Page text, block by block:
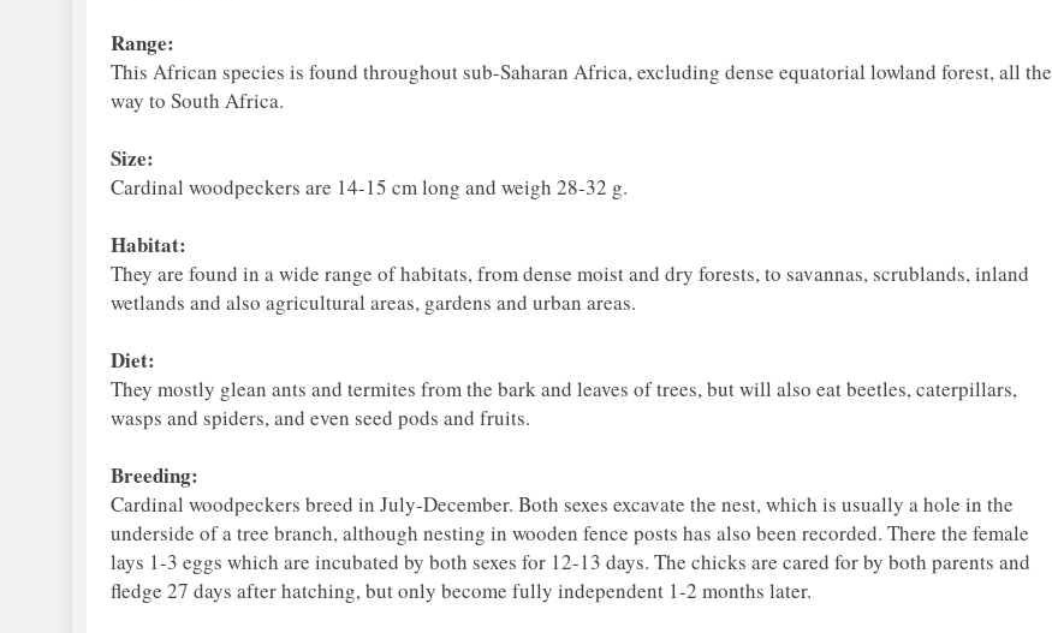
Range:
This African species is found throughout sub-Saharan Africa, excluding dense equatorial lowland forest, all the
way to South Africa.
Size:
Cardinal woodpeckers are 14-15 cm long and weigh 28-32 g.
Habitat:
They are found in a wide range of habitats, from dense moist and dry forests, to savannas, scrublands, inland
wetlands and also agricultural areas, gardens and urban areas.
Diet:
They mostly glean ants and termites from the bark and leaves of trees, but will also eat beetles, caterpillars,
wasps and spiders, and even seed pods and fruits.
Breeding:
Cardinal woodpeckers breed in July-December. Both sexes excavate the nest, which is usually a hole in the
underside of a tree branch, although nesting in wooden fence posts has also been recorded. There the female
lays 1-3 eggs which are incubated by both sexes for 12-13 days. The chicks are cared for by both parents and
fledge 27 days after hatching, but only become fully independent 1-2 months later.